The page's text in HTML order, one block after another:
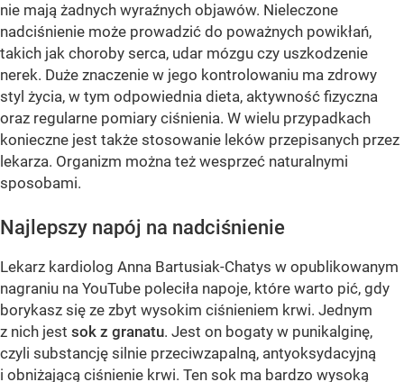
nie mają żadnych wyraźnych objawów. Nieleczone
nadciśnienie może prowadzić do poważnych powikłań,
takich jak choroby serca, udar mózgu czy uszkodzenie
nerek. Duże znaczenie w jego kontrolowaniu ma zdrowy
styl życia, w tym odpowiednia dieta, aktywność fizyczna
oraz regularne pomiary ciśnienia. W wielu przypadkach
konieczne jest także stosowanie leków przepisanych przez
lekarza. Organizm można też wesprzeć naturalnymi
sposobami.
Najlepszy napój na nadciśnienie
Lekarz kardiolog Anna Bartusiak-Chatys w opublikowanym
nagraniu na YouTube poleciła napoje, które warto pić, gdy
borykasz się ze zbyt wysokim ciśnieniem krwi. Jednym
z nich jest sok z granatu. Jest on bogaty w punikalginę,
czyli substancję silnie przeciwzapalną, antyoksydacyjną
i obniżającą ciśnienie krwi. Ten sok ma bardzo wysoką